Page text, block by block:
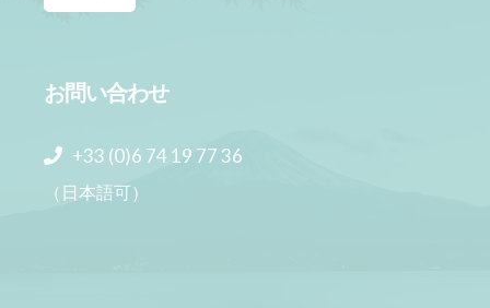
お問い合わせ
+33 (0)6 74 19 77 36
（日本語可）